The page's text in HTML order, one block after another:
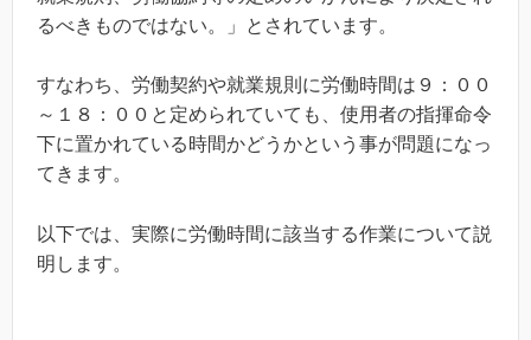
るべきものではない。」とされています。
すなわち、労働契約や就業規則に労働時間は９：００
～１８：００と定められていても、使用者の指揮命令
下に置かれている時間かどうかという事が問題になっ
てきます。
以下では、実際に労働時間に該当する作業について説
明します。